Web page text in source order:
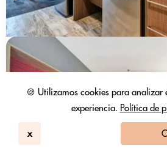
🍪 Utilizamos cookies para analizar
experiencia. Política de
x